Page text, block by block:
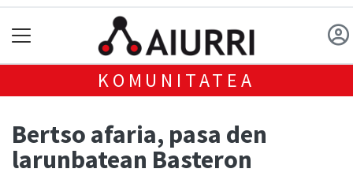
KOMUNITATEA
Bertso afaria, pasa den
larunbatean Basteron